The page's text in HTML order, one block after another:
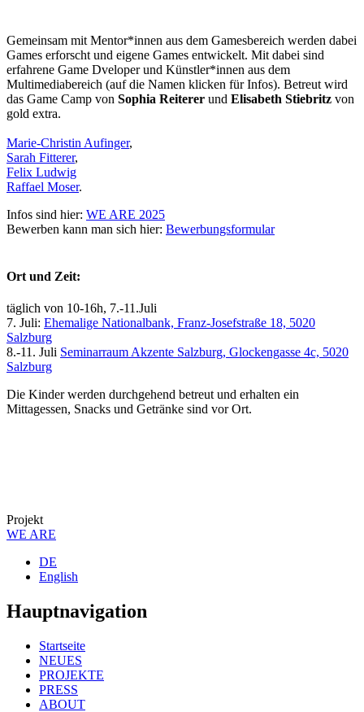
Gemeinsam mit Mentor*innen aus dem Gamesbereich werden dabei
Games erforscht und eigene Games entwickelt. Mit dabei sind
erfahrene Game Dveloper und Künstler*innen aus dem
Multimediabereich (auf die Namen klicken für Infos). Betreut wird
das Game Camp von Sophia Reiterer und Elisabeth Stiebritz von
gold extra.
Marie-Christin Aufinger,
Sarah Fitterer,
Felix Ludwig
Raffael Moser.
Infos sind hier: WE ARE 2025
Bewerben kann man sich hier: Bewerbungsformular
Ort und Zeit:
täglich von 10-16h, 7.-11.Juli
7. Juli: Ehemalige Nationalbank, Franz-Josefstraße 18, 5020
Salzburg
8.-11. Juli Seminarraum Akzente Salzburg, Glockengasse 4c, 5020
Salzburg
Die Kinder werden durchgehend betreut und erhalten ein
Mittagessen, Snacks und Getränke sind vor Ort.
Projekt
WE ARE
DE
English
Hauptnavigation
Startseite
NEUES
PROJEKTE
PRESS
ABOUT